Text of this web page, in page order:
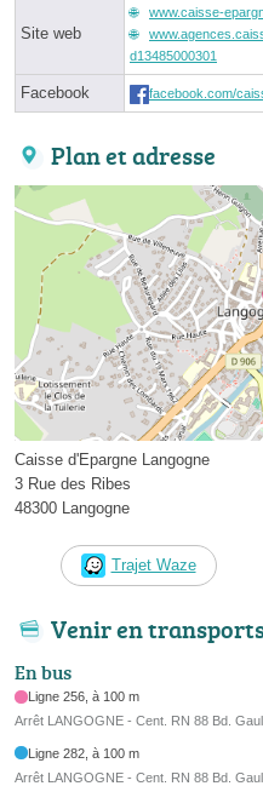
Site web
www.caisse-
d13485000301
Facebook facebook.com/
Plan et adresse
Caisse d'Epargne Langogne
3 Rue des Ribes
48300 Langogne
Trajet Waze
Venir en
En bus
Ligne 256, à 100 m
Arrêt LANGOGNE - Cent. RN 88 Bd.
Ligne 282, à 100 m
Arrêt LANGOGNE - Cent. RN 88 Bd.